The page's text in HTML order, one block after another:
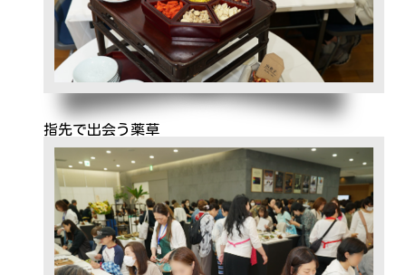
指先で出会う薬草